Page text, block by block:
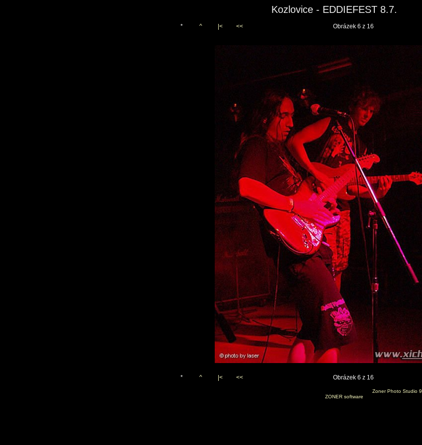
Kozlovice - EDDIEFEST 8.7.
* ^ |< << Obrázek 6 z 16
* ^ |< << Obrázek 6 z 16
Zoner Photo Studio 9
ZONER software